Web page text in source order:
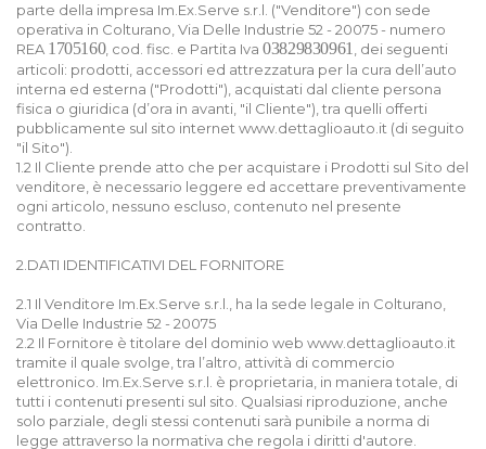
parte della impresa Im.Ex.Serve s.r.l. ("Venditore") con sede
operativa in Colturano, Via Delle Industrie 52 - 20075 - numero
REA 1705160, cod. fisc. e Partita Iva03829830961
, dei seguenti
articoli: prodotti, accessori ed attrezzatura per la cura dell’auto
interna ed esterna ("Prodotti"), acquistati dal cliente persona
fisica o giuridica (d’ora in avanti, "il Cliente"), tra quelli offerti
pubblicamente sul sito internet www.dettaglioauto.it (di seguito
"il Sito").
1.2 Il Cliente prende atto che per acquistare i Prodotti sul Sito del
venditore, è necessario leggere ed accettare preventivamente
ogni articolo, nessuno escluso, contenuto nel presente
contratto.
2.DATI IDENTIFICATIVI DEL FORNITORE
2.1 Il Venditore Im.Ex.Serve s.r.l., ha la sede legale in Colturano,
Via Delle Industrie 52 - 20075
2.2 Il Fornitore è titolare del dominio web www.dettaglioauto.it
tramite il quale svolge, tra l’altro, attività di commercio
elettronico. Im.Ex.Serve s.r.l. è proprietaria, in maniera totale, di
tutti i contenuti presenti sul sito. Qualsiasi riproduzione, anche
solo parziale, degli stessi contenuti sarà punibile a norma di
legge attraverso la normativa che regola i diritti d'autore.